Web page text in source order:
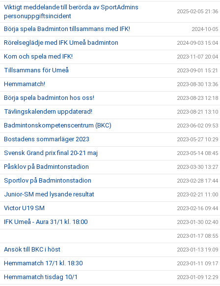
Viktigt meddelande till berörda av SportAdmins
personuppgiftsincident
2025-02-05 21:36
Börja spela Badminton tillsammans med IFK! 2024-10-05
Rörelseglädje med IFK Umeå badminton 2024-09-03 15:04
Kom och spela med IFK! 2023-11-07 20:04
Tillsammans för Umeå 2023-09-01 15:21
Hemmamatch! 2023-08-30 13:36
Börja spela badminton hos oss! 2023-08-23 12:18
Tävlingskalendern uppdaterad! 2023-08-21 13:10
Badmintonskompetenscentrum (BKC) 2023-06-02 09:53
Bostadens sommarläger 2023 2023-05-27 10:29
Svensk Grand prix final 20-21 maj 2023-05-14 08:45
Påsklov på Badmintonstadion 2023-03-30 13:27
Sportlov på Badmintonstadion 2023-02-28 17:44
Junior-SM med lysande resultat 2023-02-21 11:00
Victor U19 SM 2023-02-16 09:44
IFK Umeå - Aura 31/1 kl. 18:00 2023-01-30 02:40
2023-01-17 08:55
Ansök till BKC i höst 2023-01-13 19:09
Hemmamatch 17/1 kl. 18:30 2023-01-11 09:17
Hemmamatch tisdag 10/1 2023-01-09 12:29